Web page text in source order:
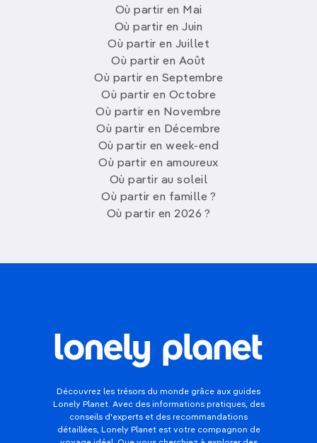
Où partir en Mai
Où partir en Juin
Où partir en Juillet
Où partir en Août
Où partir en Septembre
Où partir en Octobre
Où partir en Novembre
Où partir en Décembre
Où partir en week-end
Où partir en amoureux
Où partir au soleil
Où partir en famille ?
Où partir en 2026 ?
Découvrez les trésors du monde grâce aux guides
Lonely Planet. Avec des informations pratiques, des
conseils d'experts et des recommandations
détaillées, Lonely Planet est votre compagnon de